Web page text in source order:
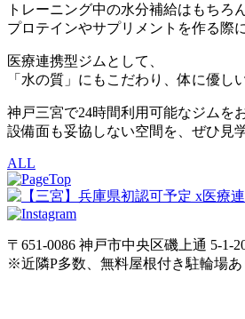
トレーニング中の水分補給はもちろん
プロテインやサプリメントを作る際
医療連携型ジムとして、
「水の質」にもこだわり、体に優し
神戸三宮で24時間利用可能なジムを
設備面も妥協しない空間を、ぜひ見
ALL
〒651-0086 神戸市中央区磯上通 5-1-
※近隣P多数、無料屋根付き駐輪場あ